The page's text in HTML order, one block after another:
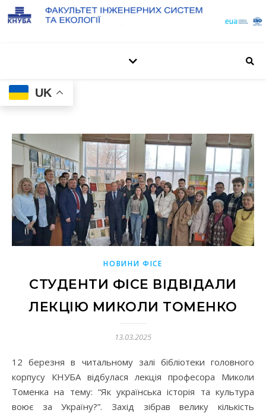
UK
НОВИНИ ФІСЕ
СТУДЕНТИ ФІСЕ ВІДВІДАЛИ
ЛЕКЦІЮ МИКОЛИ ТОМЕНКО
13.03.2025
12 березня в читальному залі бібліотеки головного
корпусу КНУБА відбулася лекція професора Миколи
Томенка на тему: “Як українська історія та культура
воює за Україну?”. Захід зібрав велику кількість